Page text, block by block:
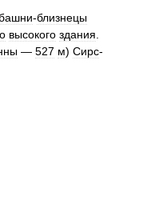
-близнецы
высокого здания
— 527 м) Сирс-